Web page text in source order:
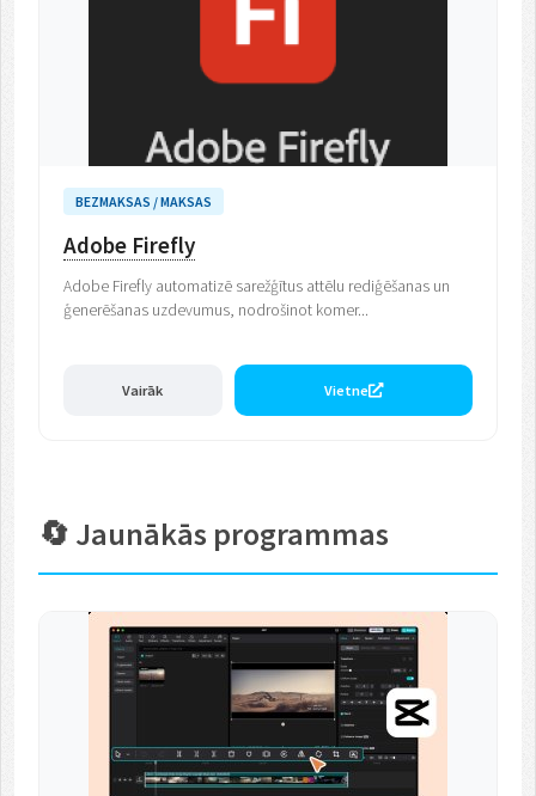
BEZMAKSAS / MAKSAS
Adobe Firefly
Adobe Firefly automatizē sarežģītus attēlu rediģēšanas un
ģenerēšanas uzdevumus, nodrošinot komer...
Vairāk Vietne
🔄 Jaunākās programmas